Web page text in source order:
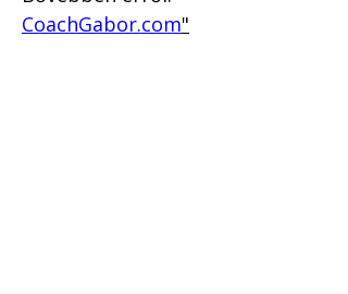
CoachGabor.com"